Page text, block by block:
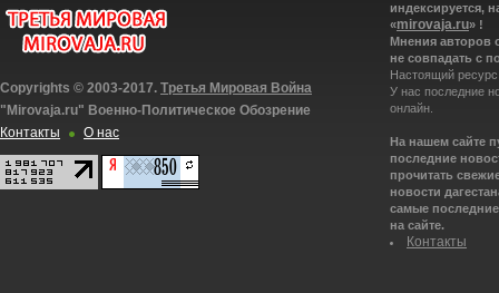
Copyrights © 2003-2017. Третья Мировая Война
"Mirovaja.ru" Военно-Политическое Обозрение
Контакты
О нас
индексируется,
«mirovaja.ru» !
Мнения авторов
не совпадать с
Настоящий
У нас последние
онлайн.
На нашем сайте
последние
прочитать
новости
самые
на сайте.
Контакты